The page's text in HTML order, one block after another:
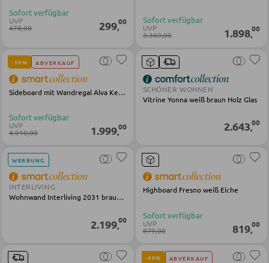
BARMÖBEL
Bartische
Servierwagen
Barwagen
Barstühle und Hocker
TISCHE
Schminktische
Sofort verfügbar
UVP
478,00 299,00 Sofort verfügbar
UVP
3.369,00 1.898,00
-59% ABVERKAUF
Sideboard mit Wandregal Alva Kernbirke massiv
Sofort verfügbar
UVP
4.910,00 1.999,00
SCHÖNER WOHNEN
Vitrine Yonna weiß braun Holz Glas
2.643,00
WERBUNG
INTERLIVING
Wohnwand Interliving 2031 braun Risseiche
2.199,00
Highboard Fresno weiß Eiche
Sofort verfügbar
UVP
879,00 819,00
-49% ABVERKAUF